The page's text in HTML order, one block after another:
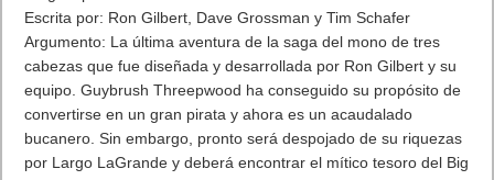
El Apple TV, cuyo kit para desarrolladores ya esta disponible,
saldrá al mercado en octubre y tendrá dos versiones, de 32 GB
(149 euros), y de 64 GB (199 euros).